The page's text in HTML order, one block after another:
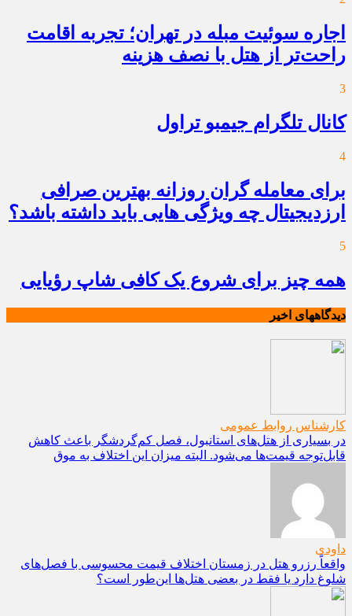
اجاره سوئیت مبله در تهران؛ تجربه اقامت
راحت‌تر از هتل با نصف هزینه
3
کانال تلگرام جیمبو تراول
4
برای معامله گران روزانه بهترین صرافی
ارزدیجیتال چه ویژگی هایی باید داشته باشد؟
5
همه چیز برای شروع یک کافی شاپ رؤیایی
دیدگاههای اخیر
کارشناس روابط عمومی
در بسیاری از هتل‌های استانبول، فصل کم‌گردشگر باعث کاهش
قابل‌توجه قیمت‌ها می‌شود. البته میزان این اختلاف به موق
داودی
واقعاً رزرو هتل در زمستان اختلاف قیمت محسوسی با فصل‌های
شلوغ دارد یا فقط در بعضی هتل‌ها این‌طور است؟